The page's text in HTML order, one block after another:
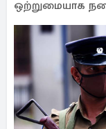
ஒற்றுமையாக